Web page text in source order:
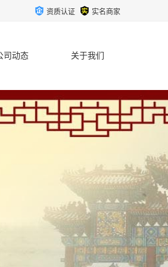
资质认证 实名商家
司动态 关于我们